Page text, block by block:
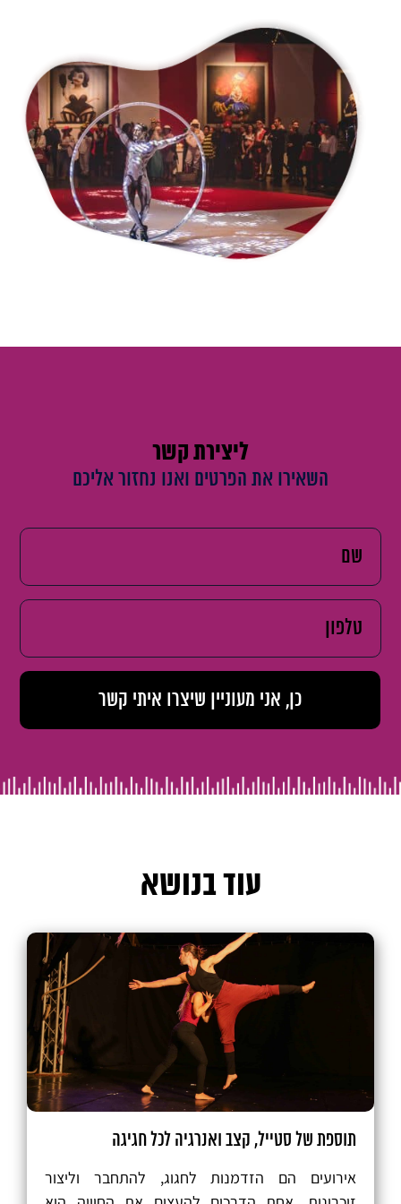
ליצירת קשר
השאירו את הפרטים ואנו נחזור אליכם
עוד בנושא
תוספת של סטייל, קצב ואנרגיה לכל חגיגה
אירועים הם הזדמנות לחגוג, להתחבר וליצור